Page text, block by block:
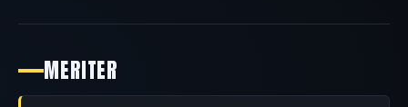
MERITER